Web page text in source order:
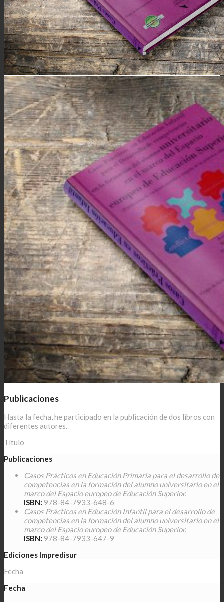
Publicaciones
Hasta la fecha, he participado en la publicación de dos libros con
diferentes autores.
Título
Publicaciones
Casos Prácticos en Educación Primaria para el desarrollo de
competencias en la formación del alumno universitario en el
marco del Espacio europeo de Educación Superior.
ISBN: 978-84-7933-648-6
Casos Prácticos en Educación Infantil para el desarrollo de
competencias en la formación del alumno universitario en el
marco del Espacio europeo de Educación Superior.
ISBN: 978-84-7933-647-9
Ediciones Impredisur
Fecha
Fecha